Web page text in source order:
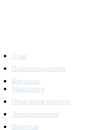
О нас
Правообладателям
Контакты
Минэнерго
Отраслевые новости
Электроэнергия
Нефтегаз